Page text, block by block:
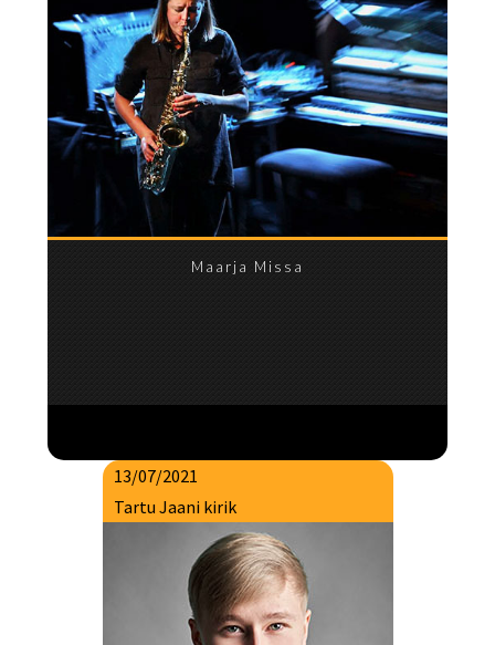
Maarja Missa
13/07/2021
Tartu Jaani kirik